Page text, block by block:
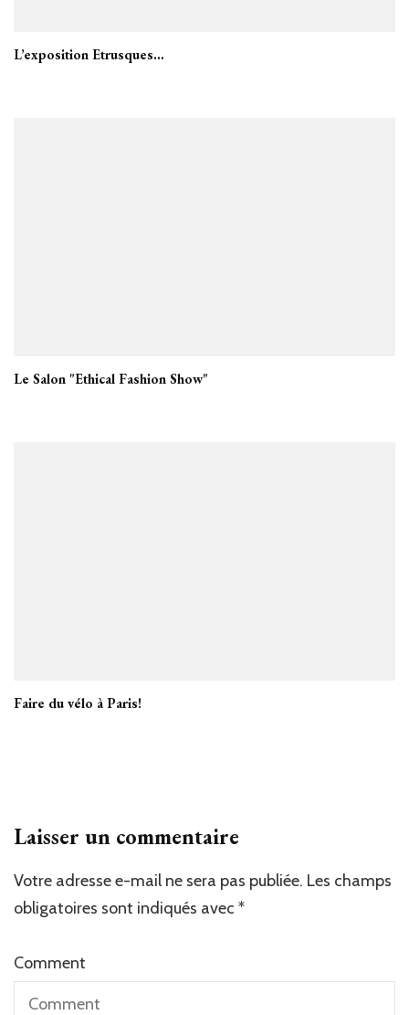
L’exposition Etrusques…
Le Salon "Ethical Fashion Show"
Faire du vélo à Paris!
Laisser un commentaire
Votre adresse e-mail ne sera pas publiée. Les champs
obligatoires sont indiqués avec *
Comment